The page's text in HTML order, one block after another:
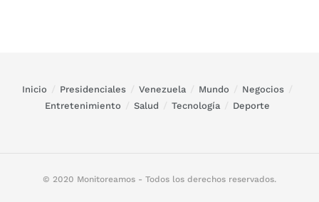
Inicio Presidenciales Venezuela Mundo
Negocios
Entretenimiento
Salud Tecnología Deporte
© 2020 Monitoreamos - Todos los derechos reservados.